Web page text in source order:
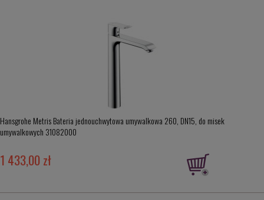
Hansgrohe Metris Bateria jednouchwytowa umywalkowa 260, DN15, do misek
umywalkowych 31082000
1 433,00 zł